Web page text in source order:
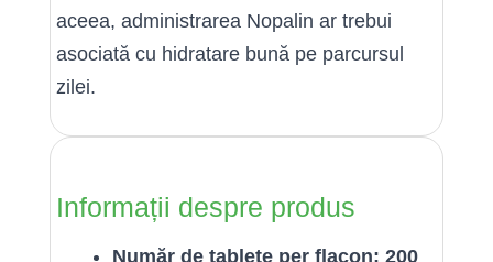
aceea, administrarea Nopalin ar trebui
asociată cu hidratare bună pe parcursul
zilei.
Informații despre produs
Număr de tablete per flacon: 200